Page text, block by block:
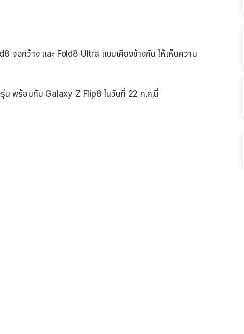
จอกว้าง และ Fold8 Ultra แบบเคียงข้างกัน ให้เห็นความ
น พร้อมกับ Galaxy Z Flip8 ในวันที่ 22 ก.ค.นี้